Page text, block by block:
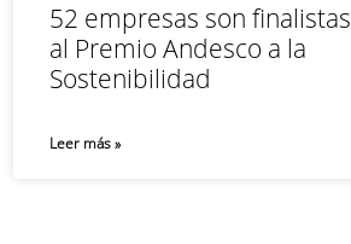
52 empresas son finalistas
al Premio Andesco a la
Sostenibilidad
Leer más »